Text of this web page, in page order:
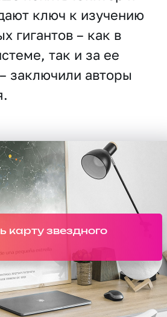
ключ к изучению
гигантов – как в
так и за ее
заключили авторы
карту звездного